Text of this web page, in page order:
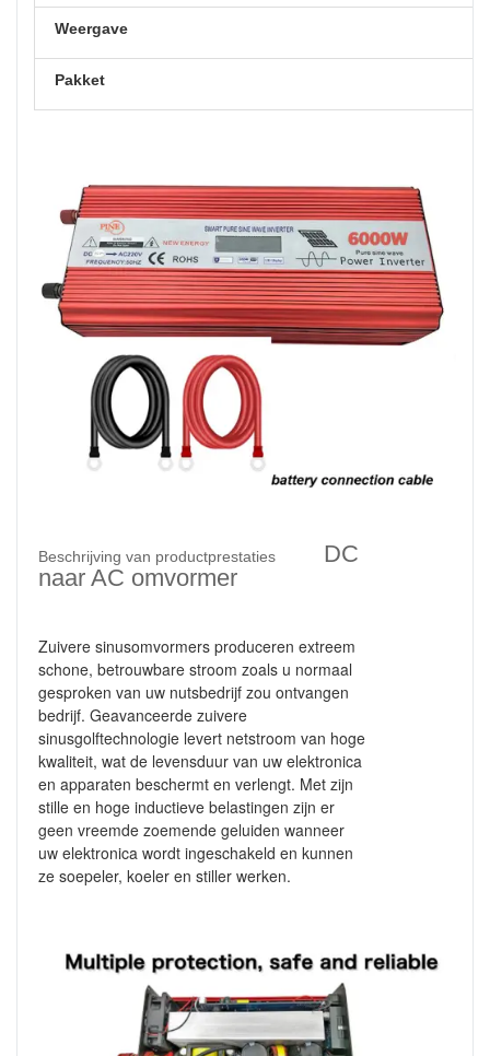
Weergave
Pakket
Beschrijving van productprestaties DC
naar AC omvormer
Zuivere sinusomvormers produceren extreem
schone, betrouwbare stroom zoals u normaal
gesproken van uw nutsbedrijf zou ontvangen
bedrijf. Geavanceerde zuivere
sinusgolftechnologie levert netstroom van hoge
kwaliteit, wat de levensduur van uw elektronica
en apparaten beschermt en verlengt. Met zijn
stille en hoge inductieve belastingen zijn er
geen vreemde zoemende geluiden wanneer
uw elektronica wordt ingeschakeld en kunnen
ze soepeler, koeler en stiller werken.